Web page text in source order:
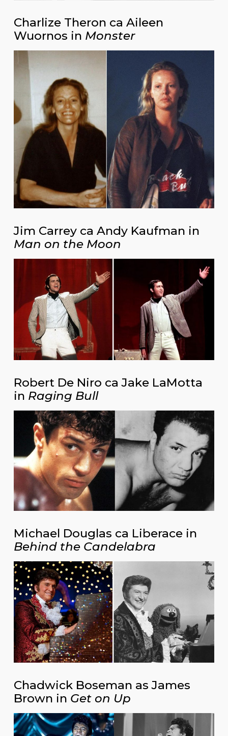
Charlize Theron ca Aileen
Wuornos in Monster
Jim Carrey ca Andy Kaufman in
Man on the Moon
Robert De Niro ca Jake LaMotta
in Raging Bull
Michael Douglas ca Liberace in
Behind the Candelabra
Chadwick Boseman as James
Brown in Get on Up